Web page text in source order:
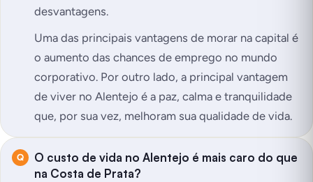
desvantagens.
Uma das principais vantagens de morar na capital é
o aumento das chances de emprego no mundo
corporativo. Por outro lado, a principal vantagem
de viver no Alentejo é a paz, calma e tranquilidade
que, por sua vez, melhoram sua qualidade de vida.
O custo de vida no Alentejo é mais caro do que
na Costa de Prata?